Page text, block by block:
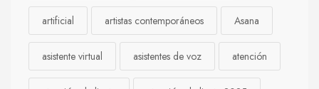
artificial artistas contemporáneos Asana
asistente virtual asistentes de voz atención